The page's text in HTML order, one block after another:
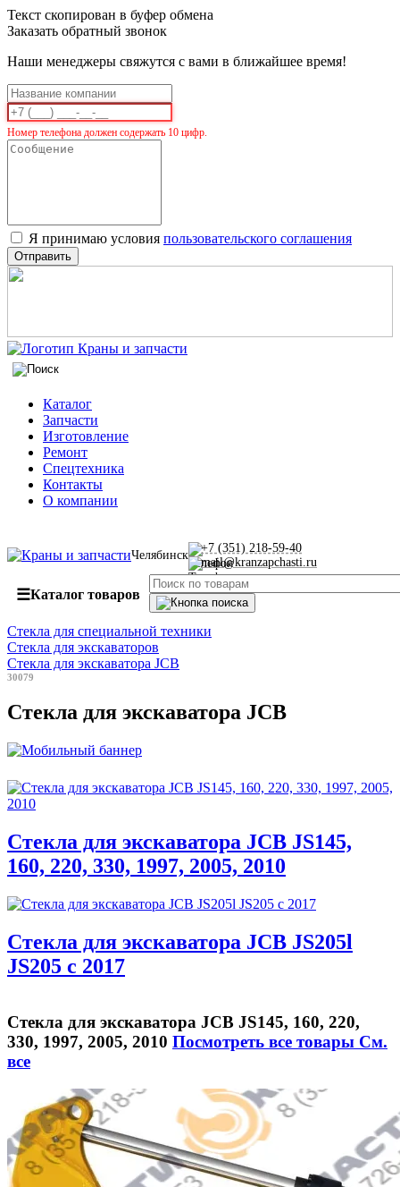
Текст скопирован в буфер обмена
Заказать обратный звонок
Наши менеджеры свяжутся с вами в ближайшее время!
Номер телефона должен содержать 10 цифр.
Я принимаю условия пользовательского соглашения
Отправить
Каталог
Запчасти
Изготовление
Ремонт
Спецтехника
Контакты
О компании
Челябинск
+7 (351) 218-59-40
mail@kranzapchasti.ru
☰Каталог товаров
Стекла для специальной техники
Стекла для экскаваторов
Стекла для экскаватора JCB
30079
Стекла для экскаватора JCB
Стекла для экскаватора JCB JS145,
160, 220, 330, 1997, 2005, 2010
Стекла для экскаватора JCB JS205l
JS205 c 2017
Стекла для экскаватора JCB JS145, 160, 220,
330, 1997, 2005, 2010 Посмотреть все товары См.
все